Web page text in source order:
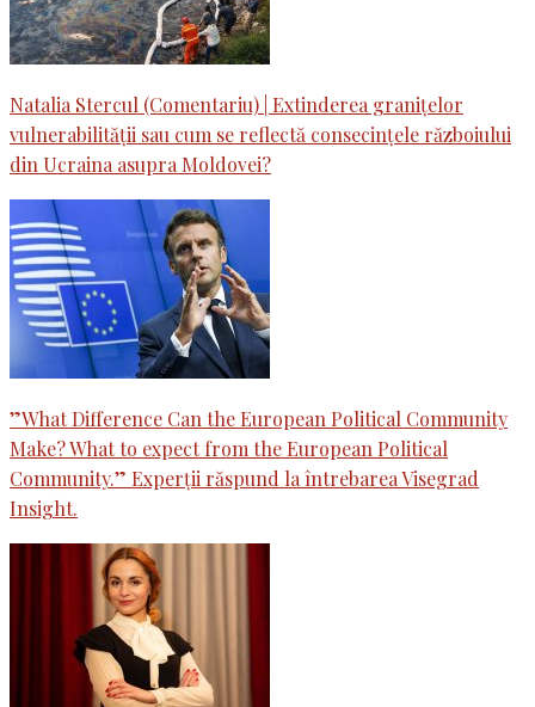
Natalia Stercul (Comentariu) | Extinderea granițelor
vulnerabilității sau cum se reflectă consecințele războiului
din Ucraina asupra Moldovei?
”What Difference Can the European Political Community
Make? What to expect from the European Political
Community.” Experții răspund la întrebarea Visegrad
Insight.